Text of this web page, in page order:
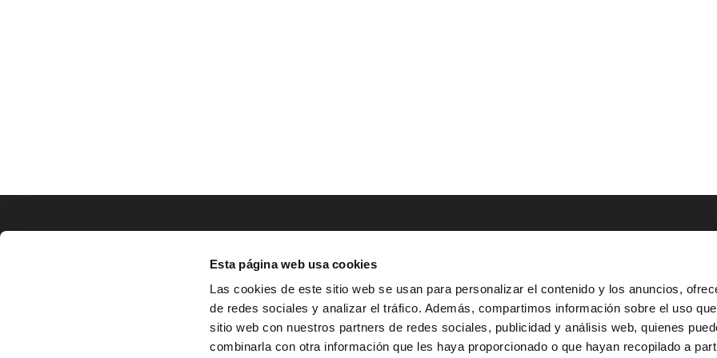
Esta página web usa cookies
Las cookies de este sitio web se usan para personalizar el contenido y los anuncios,
de redes sociales y analizar el tráfico. Además, compartimos información sobre el uso
sitio web con nuestros partners de redes sociales, publicidad y análisis web, quienes
combinarla con otra información que les haya proporcionado o que hayan recopilado a
LOCALIZACIÓN
Av. Zaragoza, Nº37, 1ºB,
31500 Tudela, Navarra
CONTACTO
 Tel.: (+34) 900 800 806

HOLA@GRUPO-
^ Aviso Legal
^ Política de Privacidad